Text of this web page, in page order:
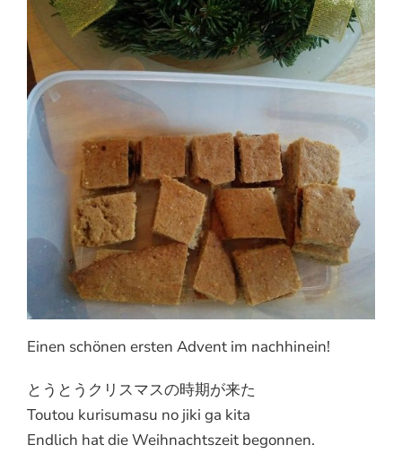
Einen schönen ersten Advent im nachhinein!
とうとうクリスマスの時期が来た
Toutou kurisumasu no jiki ga kita
Endlich hat die Weihnachtszeit begonnen.